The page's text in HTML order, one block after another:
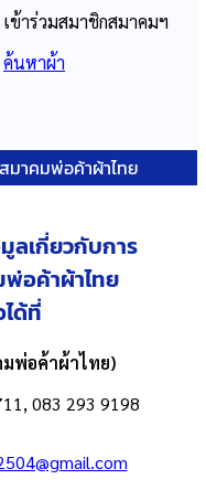
เข้าร่วมสมาชิกสมาคมฯ
ค้นหาผ้า
มาคมพ่อค้าผ้าไทย
ลเกี่ยวกับการ
อค้าผ้าไทย
ด้ที่
พ่อค้าผ้าไทย)
083 293 9198